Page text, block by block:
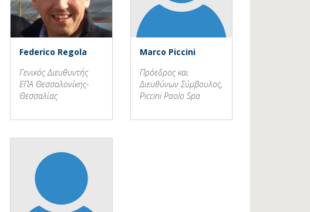
Federico Regola
Γενικός Διευθυντής
ΕΠΑ Θεσσαλονίκης-
Θεσσαλίας
Marco Piccini
Πρόεδρος και
Διευθύνων Σύμβουλος,
Piccini Paolo Spa